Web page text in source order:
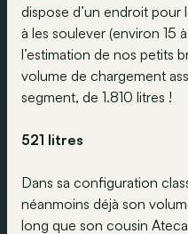
dispose d’un endroit pour
à les soulever (environ 15
l’estimation de nos petits
volume de chargement
segment, de 1.810 litres !
521 litres
Dans sa configuration
néanmoins déjà son
long que son cousin